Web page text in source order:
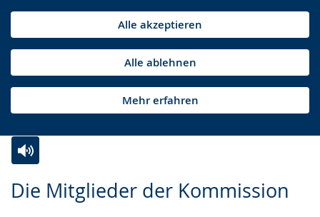
Alle akzeptieren
Alle ablehnen
Mehr erfahren
Die Mitglieder der Kommission
Leichten
Audio-
Video